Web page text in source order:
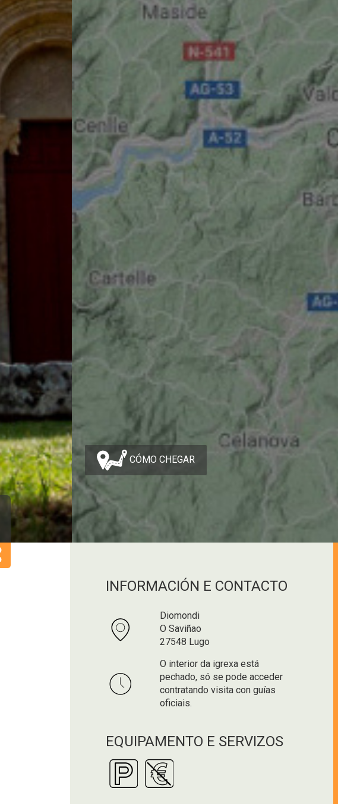
CÓMO CHEGAR
INFORMACIÓN E CONTACTO
Diomondi
O Saviñao
27548 Lugo
O interior da igrexa está
pechado, só se pode acceder
contratando visita con guías
oficiais.
EQUIPAMENTO E SERVIZOS